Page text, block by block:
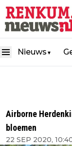
Nieuws ▼
Airborne
bloemen
22 SEP 2020,